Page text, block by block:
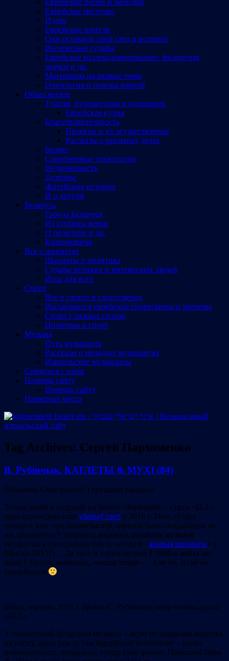
Еврейское местечко
Идиш
Еврейские притчи
Они оставили свой след в истории
Интересные судьбы
Еврейское коллекционирование: филателия,
значки и др.
Материалы на разные темы
Генеалогия и поиски корней
Образ жизни
Туризм, путешествия и кулинария
Еврейская кухня
Благотворительность
Проекты и их осуществление
Рассказы о реальных делах
Бизнес
Современные технологии
Недвижимость
Здоровье
Житейские истории
И о другом
Беларусь
Города Беларуси
Из глубины веков
О политике и др.
Калинковичи
Все о шахматах
Шахматы и политика
Судьбы великих и интересных людей
Игра для всех
Спорт
Все о спорте и спортсменах
Выдающиеся еврейские спортсмены и тренеры
Спорт с разных сторон
Политика и спорт
Музыка
Путь музыканта
Рассказы о молодых музыкантах
Израильские музыканты
Cвязаться с нами
Помощь сайту
Помощь сайту
Памятные места
Tag Archives: Сергей Пархоменко
В. Рубінчык. КАТЛЕТЫ & МУХІ (84)
Яблычны Спас шалом! І грушавы таксама!
Толькі днямі я натрапіў на песню «Кампраміс» гурта «Бі-2»,
хоць адпаведны кліп убачыў свет у 2016 г. Мне, аўтару
чатырох кніг пра шахматыстаў, павінна было спадабацца: як
жа, шахматота ў творчасці вядомых расійскіх музыкаў
беларускага паходжання (мо іх натхнілі «жывыя шахматы» ў
Мінску-2015?)… Да таго ж гэтыя музыкі ў 1990-х нейкі час
жылі ў Ізраілі, значыцца, «нашы людзі»… Але не, зусім не
спадабалася
Мінск, чэрвень 2015 г. (фота С. Рубінчык); кадр з кліпа гурта
«Бі-2».
У некласічнай аўтарскай музыцы – якую не падзяляю жорстка
на папсу, джаз, рок ці там бардаўскае выкананне – цаню
інавацыйнасць, шчырасць, гумар і/або іронію. Праказалі Лёва